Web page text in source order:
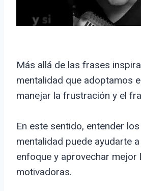
Más allá de las frases
mentalidad que adoptamos
manejar la frustración y el
En este sentido, entender
mentalidad puede ayudarte
enfoque y aprovechar mejor
motivadoras.